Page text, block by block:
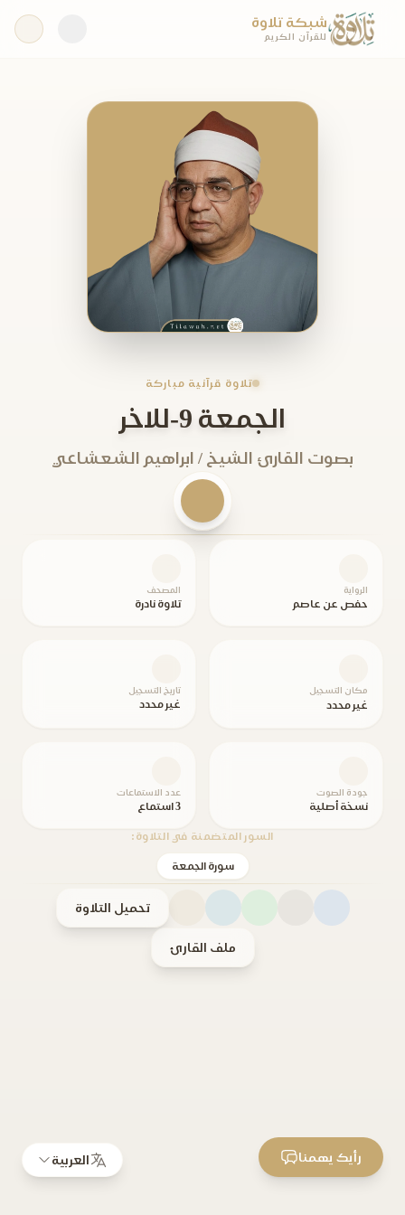
شبكة تلاوة
للقرآن الكريم
تلاوة قرآنية مباركة
الجمعة 9-للاخر
بصوت القارئ الشيخ / ابراهيم الشعشاعي
الرواية
حفص عن عاصم
المصحف
تلاوة نادرة
مكان التسجيل
غير محدد
تاريخ التسجيل
غير محدد
جودة الصوت
نسخة أصلية
عدد الاستماعات
3 استماع
السور المتضمنة في التلاوة:
سورة الجمعة
تحميل التلاوة
ملف القارئ
العربية رأيك يهمنا